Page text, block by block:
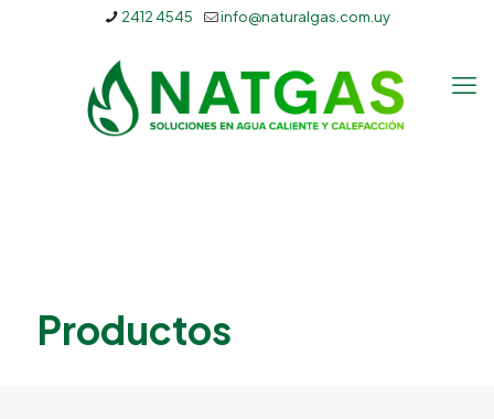
2412 4545 info@naturalgas.com.uy
Productos